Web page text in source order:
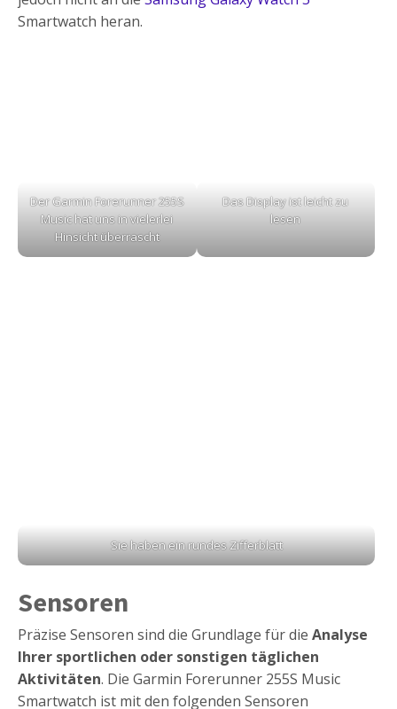
Smartwatch heran.
Der Garmin Forerunner 255S
Music hat uns in vielerlei
Hinsicht überrascht
Das Display ist leicht zu
lesen
Sie haben ein rundes Zifferblatt
Sensoren
Präzise Sensoren sind die Grundlage für die Analyse
Ihrer sportlichen oder sonstigen täglichen
Aktivitäten. Die Garmin Forerunner 255S Music
Smartwatch ist mit den folgenden Sensoren